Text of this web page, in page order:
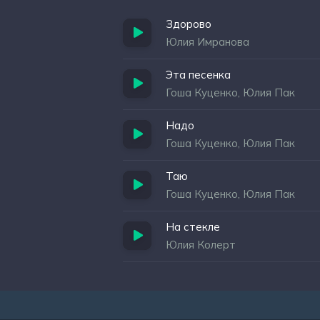
Здорово
Юлия Имранова
Эта песенка
Гоша Куценко, Юлия Пак
Надо
Гоша Куценко, Юлия Пак
Таю
Гоша Куценко, Юлия Пак
На стекле
Юлия Колерт